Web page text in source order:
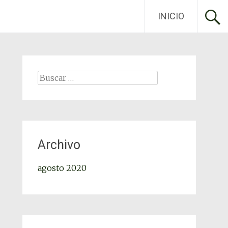
INICIO
Archivo
agosto 2020